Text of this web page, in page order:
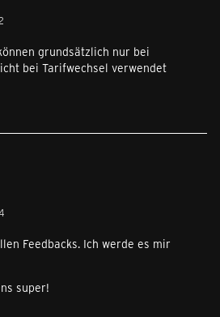
grundsätzlich nur bei
bei Tarifwechsel verwendet
Feedbacks. Ich werde es mir
super!